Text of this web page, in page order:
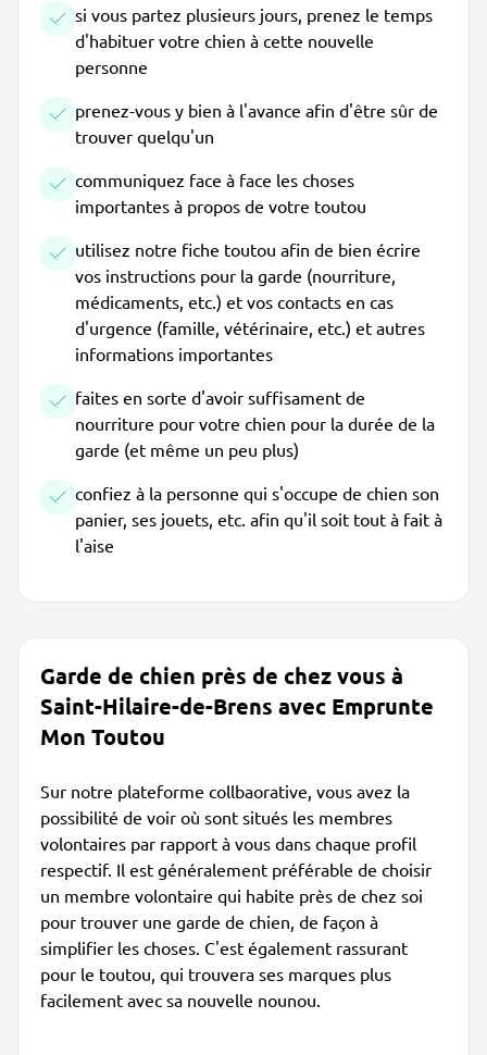
si vous partez plusieurs jours, prenez le temps
d'habituer votre chien à cette nouvelle
personne
prenez-vous y bien à l'avance afin d'être sûr de
trouver quelqu'un
communiquez face à face les choses
importantes à propos de votre toutou
utilisez notre fiche toutou afin de bien écrire
vos instructions pour la garde (nourriture,
médicaments, etc.) et vos contacts en cas
d'urgence (famille, vétérinaire, etc.) et autres
informations importantes
faites en sorte d'avoir suffisament de
nourriture pour votre chien pour la durée de la
garde (et même un peu plus)
confiez à la personne qui s'occupe de chien son
panier, ses jouets, etc. afin qu'il soit tout à fait à
l'aise
Garde de chien près de chez vous à
Saint-Hilaire-de-Brens avec Emprunte
Mon Toutou
Sur notre plateforme collbaorative, vous avez la
possibilité de voir où sont situés les membres
volontaires par rapport à vous dans chaque profil
respectif. Il est généralement préférable de choisir
un membre volontaire qui habite près de chez soi
pour trouver une garde de chien, de façon à
simplifier les choses. C'est également rassurant
pour le toutou, qui trouvera ses marques plus
facilement avec sa nouvelle nounou.